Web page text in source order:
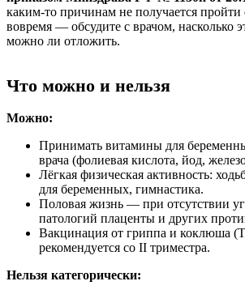
каким-то причинам не получается пройти
вовремя — обсудите с врачом, насколько
можно ли отложить.
Что можно и нельзя
Можно:
Принимать витамины для
врача (фолиевая кислота, йод,
Лёгкая физическая активность:
для беременных, гимнастика.
Половая жизнь — при отсутствии
патологий плаценты и других
Вакцинация от гриппа и коклюша
рекомендуется со II триместра.
Нельзя категорически: